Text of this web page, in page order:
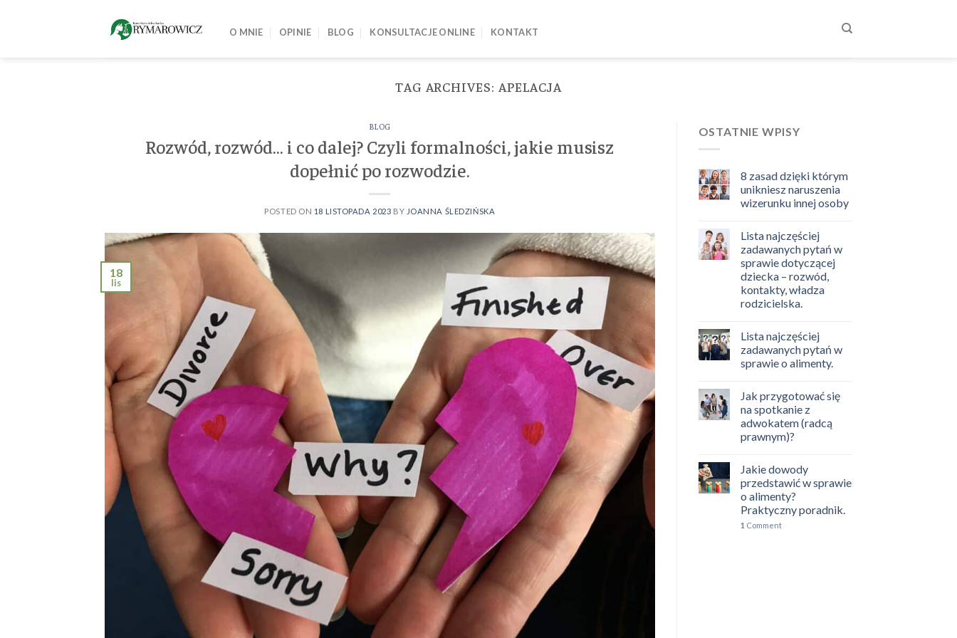
O MNIE OPINIE BLOG KONSULTACJE ONLINE KONTAKT
TAG ARCHIVES: APELACJA
BLOG
Rozwód, rozwód… i co dalej? Czyli formalności, jakie musisz
dopełnić po rozwodzie.
POSTED ON 18 LISTOPADA 2023 BY JOANNA ŚLEDZIŃSKA
18
lis
OSTATNIE WPISY
8 zasad dzięki którym
unikniesz naruszenia
wizerunku innej osoby
Lista najczęściej
zadawanych pytań w
sprawie dotyczącej
dziecka – rozwód,
kontakty, władza
rodzicielska.
Lista najczęściej
zadawanych pytań w
sprawie o alimenty.
Jak przygotować się
na spotkanie z
adwokatem (radcą
prawnym)?
Jakie dowody
przedstawić w sprawie
o alimenty?
Praktyczny poradnik.
1 Comment